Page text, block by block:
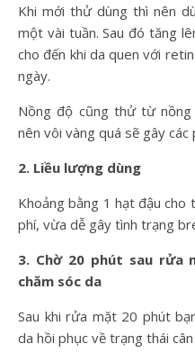
Khi mới thử dùng thì nên
một vài tuần. Sau đó tăng
cho đến khi da quen với
ngày.
Nồng độ cũng thử từ
nên vôi vàng quá sẽ gây các
2. Liều lượng dùng
Khoảng bằng 1 hạt đậu cho
phí, vừa dễ gây tình trạng
3. Chờ 20 phút sau rửa
chăm sóc da
Sau khi rửa mặt 20 phút
da hồi phục về trạng thái